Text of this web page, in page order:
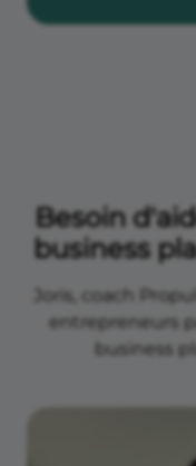
Besoin
business
Joris, coach
entrepreneurs
business